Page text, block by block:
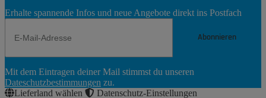
Erhalte spannende Infos und neue Angebote direkt ins Postfach
Abonnieren
Abonnieren
Mit dem Eintragen deiner Mail stimmst du unseren
Dateschutzbestimmungen zu.
Lieferland wählen
Datenschutz-Einstellungen